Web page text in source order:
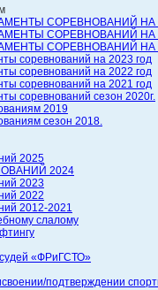
СОРЕВНОВАНИЙ НА
СОРЕВНОВАНИЙ НА
СОРЕВНОВАНИЙ НА
соревнований на 2023 год
соревнований на 2022 год
соревнований на 2021 год
соревнований сезон 2020г.
2019
сезон 2018.
2025
2024
2023
2022
2012-2021
слалому
«ФРиГСТО»
подтверждении